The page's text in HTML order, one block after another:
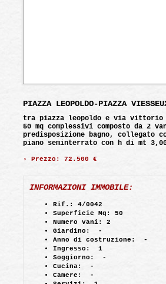
PIAZZA LEOPOLDO-PIAZZA
tra piazza leopoldo e via vittorio
50 mq complessivi composto da 2
predisposizione bagno, collegato
piano seminterrato con h di mt
› Prezzo: 72.500 €
INFORMAZIONI IMMOBILE:
Rif.:
4/0042
Superficie Mq:
50
Numero vani:
2
Giardino:
-
Anno di costruzione:
-
Ingresso:
1
Soggiorno:
-
Cucina:
-
Camere:
-